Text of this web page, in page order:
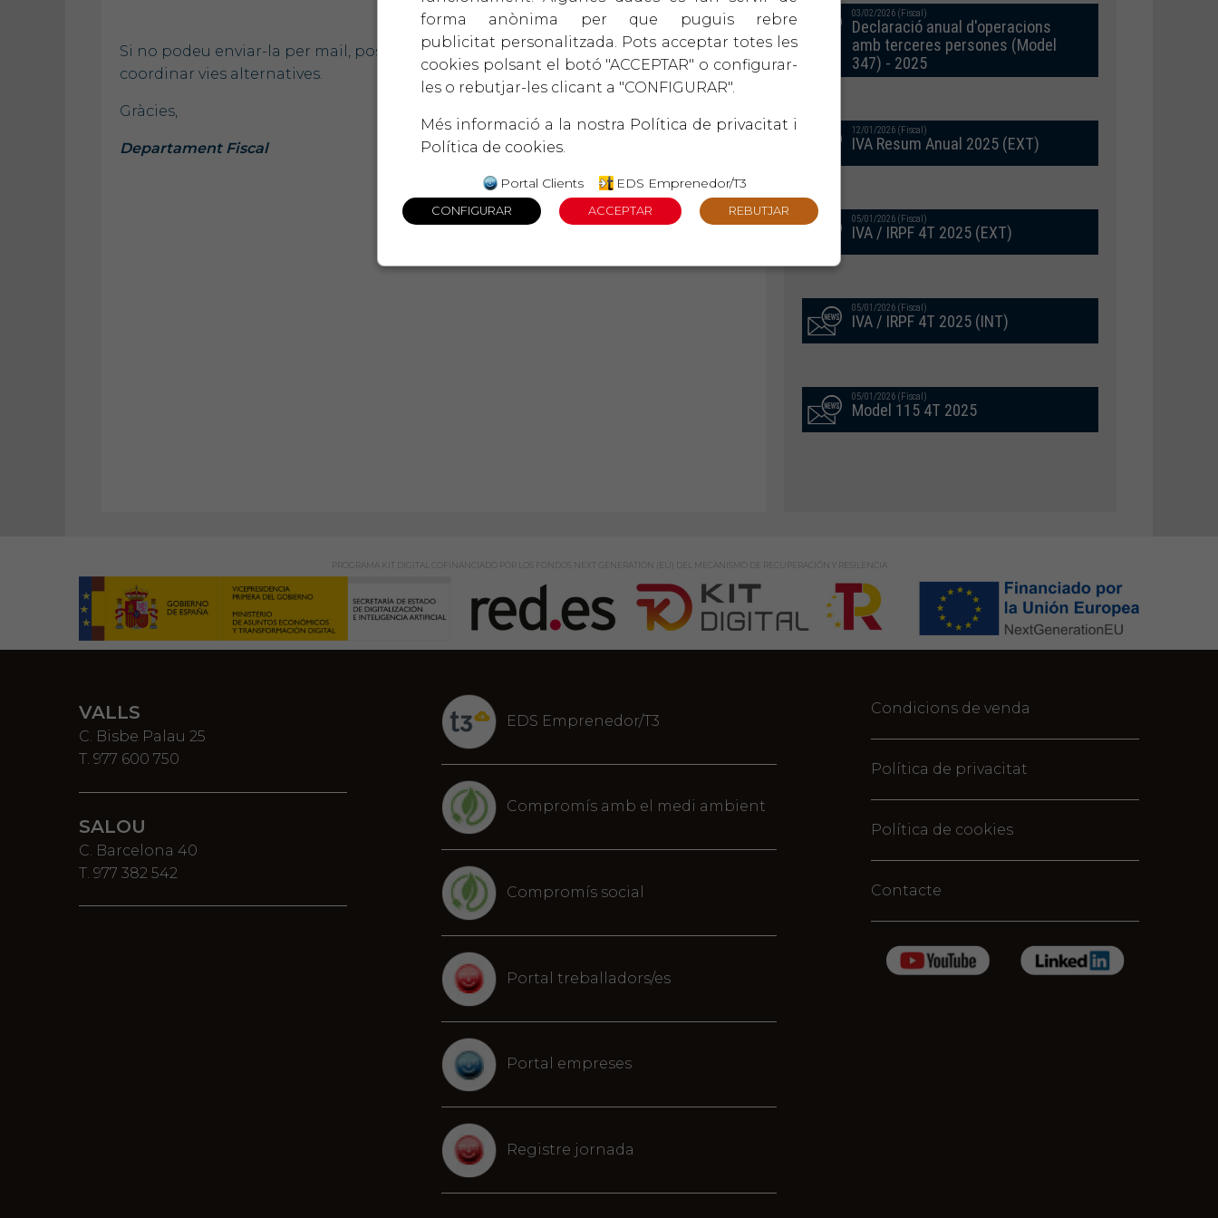
Si no podeu enviar-la per mail, poseu-vos en contacte amb nosaltres per acordar i
coordinar vies alternatives.
Gràcies,
Departament Fiscal
03/02/2026 (Fiscal)
Declaració anual d'operacions
amb terceres persones (Model
347) - 2025
12/01/2026 (Fiscal)
IVA Resum Anual 2025 (EXT)
05/01/2026 (Fiscal)
IVA / IRPF 4T 2025 (EXT)
05/01/2026 (Fiscal)
IVA / IRPF 4T 2025 (INT)
05/01/2026 (Fiscal)
Model 115 4T 2025
PROGRAMA KIT DIGITAL COFINANCIADO POR LOS FONDOS NEXT GENERATION (EU) DEL MECANISMO DE RECUPERACIÓN Y RESILENCIA
VALLS
C. Bisbe Palau 25
T. 977 600 750
SALOU
C. Barcelona 40
T. 977 382 542
EDS Emprenedor/T3
Compromís amb el medi ambient
Compromís social
Portal treballadors/es
Portal empreses
Registre jornada
Condicions de venda
Política de privacitat
Política de cookies
Contacte
forma anònima per que puguis rebre
publicitat personalitzada. Pots acceptar totes les
cookies polsant el botó "ACCEPTAR" o configurar-
les o rebutjar-les clicant a "CONFIGURAR".
Més informació a la nostra Política de privacitat i
Política de cookies.
Portal Clients EDS Emprenedor/T3